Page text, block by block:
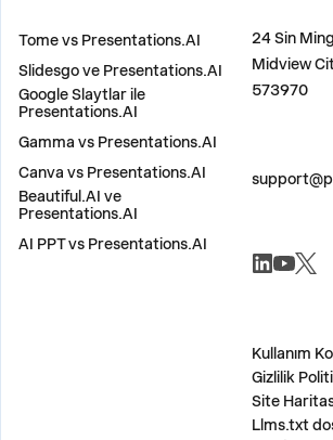
Tome vs Presentations.AI
Slidesgo ve Presentations.AI
Google Slaytlar ile
Presentations.AI
Gamma vs Presentations.AI
Canva vs Presentations.AI
Beautiful.AI ve
Presentations.AI
AI PPT vs Presentations.AI
24 Sin
Midview
573970
Kullanım
Gizlilik
Site
Llms.txt